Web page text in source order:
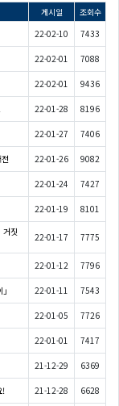
게시일
조회수
22-02-10 7433
22-02-01 7088
22-02-01 9436
22-01-28 8196
22-01-27 7406
22-01-26 9082
22-01-24 7427
22-01-19 8101
거짓
22-01-17 7775
22-01-12 7796
22-01-11 7543
22-01-05 7726
22-01-01 7417
21-12-29 6369
! 21-12-28 6628